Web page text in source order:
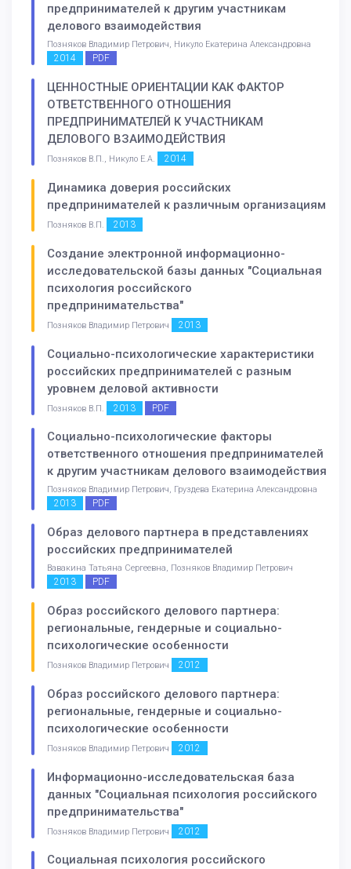
предпринимателей к другим участникам
делового взаимодействия
Позняков Владимир Петрович, Никуло Екатерина Александровна
2014 PDF
ЦЕННОСТНЫЕ ОРИЕНТАЦИИ КАК ФАКТОР
ОТВЕТСТВЕННОГО ОТНОШЕНИЯ
ПРЕДПРИНИМАТЕЛЕЙ К УЧАСТНИКАМ
ДЕЛОВОГО ВЗАИМОДЕЙСТВИЯ
Позняков В.П., Никуло Е.А. 2014
Динамика доверия российских
предпринимателей к различным организациям
Позняков В.П. 2013
Создание электронной информационно-
исследовательской базы данных "Социальная
психология российского
предпринимательства"
Позняков Владимир Петрович 2013
Социально-психологические характеристики
российских предпринимателей с разным
уровнем деловой активности
Позняков В.П. 2013 PDF
Социально-психологические факторы
ответственного отношения предпринимателей
к другим участникам делового взаимодействия
Позняков Владимир Петрович, Груздева Екатерина Александровна
2013 PDF
Образ делового партнера в представлениях
российских предпринимателей
Вавакина Татьяна Сергеевна, Позняков Владимир Петрович
2013 PDF
Образ российского делового партнера:
региональные, гендерные и социально-
психологические особенности
Позняков Владимир Петрович 2012
Образ российского делового партнера:
региональные, гендерные и социально-
психологические особенности
Позняков Владимир Петрович 2012
Информационно-исследовательская база
данных "Социальная психология российского
предпринимательства"
Позняков Владимир Петрович 2012
Социальная психология российского